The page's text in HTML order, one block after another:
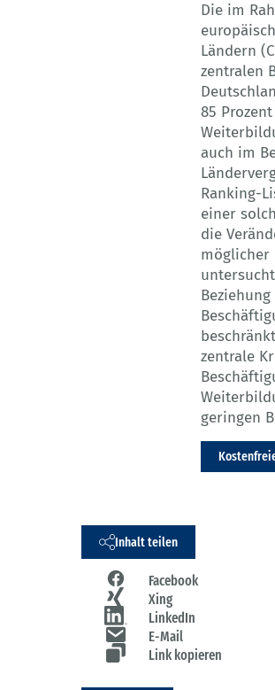
Die im
Ländern
zentralen
85
auch im
Ranking-
einer
die
möglicher
zentrale
geringen
Inhalt teilen
Facebook
Xing
LinkedIn
E-Mail
Link kopieren